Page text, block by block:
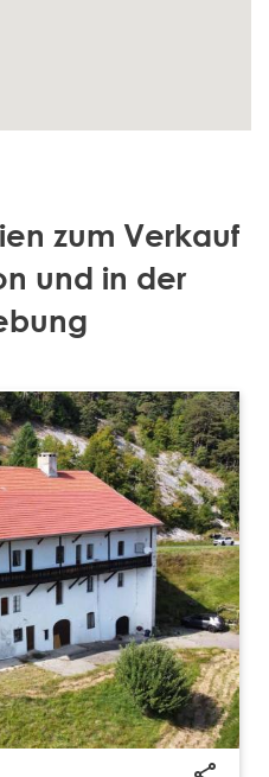
zum Verkauf
und in der